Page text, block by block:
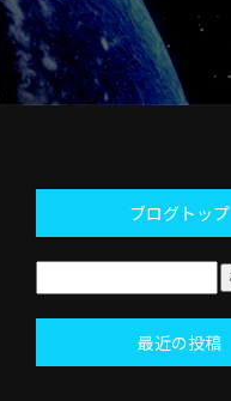
ブログトップ
最近の投稿